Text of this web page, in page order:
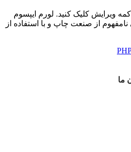
ویرایش کلیک کنید. لورم ایپسوم
از صنعت چاپ و با استفاده از
ما